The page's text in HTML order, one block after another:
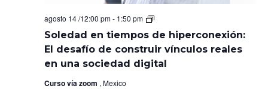
Soledad en tiempos de hiperconexión:
El desafío de construir vínculos reales
en una sociedad digital
agosto 14 /12:00 pm- 1:50 pm
Soledad
tiempos
de
hiperconexión:
El
Curso vía zoom , Mexico